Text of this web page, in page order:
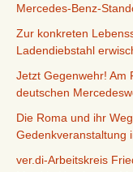
Mercedes-Benz-
Zur konkreten
Ladendiebstahl
Jetzt Gegenwehr! Am
deutschen
Die Roma und ihr
Gedenkveranstaltung
ver.di-Arbeitskreis